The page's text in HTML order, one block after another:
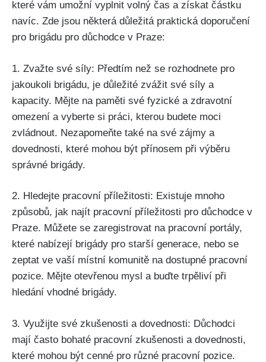
které vám umožní vyplnit volný čas a získat částku
navíc. Zde jsou některá důležitá praktická doporučení
pro brigádu pro důchodce v Praze:
1. Zvažte své síly: Předtím než se rozhodnete pro
jakoukoli brigádu, je důležité zvážit své síly a
kapacity. Mějte na paměti své fyzické a zdravotní
omezení a vyberte si práci, kterou budete moci
zvládnout. Nezapomeňte také na své zájmy a
dovednosti, které mohou být přínosem při výběru
správné brigády.
2. Hledejte pracovní příležitosti: Existuje mnoho
způsobů, jak najít pracovní příležitosti pro důchodce v
Praze. Můžete se zaregistrovat na pracovní portály,
které nabízejí brigády pro starší generace, nebo se
zeptat ve vaší místní komunitě na dostupné pracovní
pozice. Mějte otevřenou mysl a buďte trpěliví při
hledání vhodné brigády.
3. Využijte své zkušenosti a dovednosti: Důchodci
mají často bohaté pracovní zkušenosti a dovednosti,
které mohou být cenné pro různé pracovní pozice.